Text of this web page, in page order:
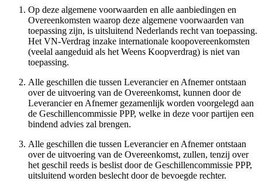
Op deze algemene voorwaarden en alle aanbiedingen en
Overeenkomsten waarop deze algemene voorwaarden van
toepassing zijn, is uitsluitend Nederlands recht van toepassing.
Het VN-Verdrag inzake internationale koopovereenkomsten
(veelal aangeduid als het Weens Koopverdrag) is niet van
toepassing.
Alle geschillen die tussen Leverancier en Afnemer ontstaan
over de uitvoering van de Overeenkomst, kunnen door de
Leverancier en Afnemer gezamenlijk worden voorgelegd aan
de Geschillencommissie PPP, welke in deze voor partijen een
bindend advies zal brengen.
Alle geschillen die tussen Leverancier en Afnemer ontstaan
over de uitvoering van de Overeenkomst, zullen, tenzij over
het geschil reeds is beslist door de Geschillencommissie PPP,
uitsluitend worden beslecht door de bevoegde rechter.